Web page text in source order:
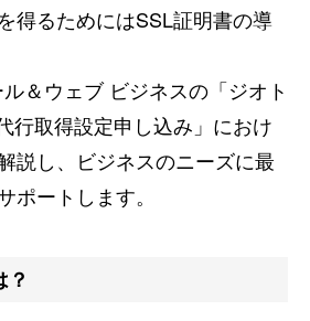
得るためにはSSL証明書の導
＆ウェブ ビジネスの「ジオト
行取得設定申し込み」におけ
説し、ビジネスのニーズに最
ポートします。